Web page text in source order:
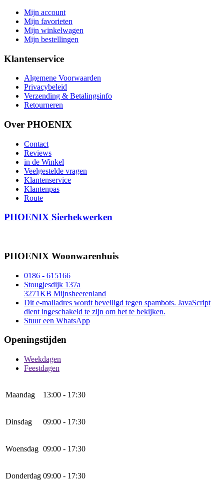
Mijn account
Mijn favorieten
Mijn winkelwagen
Mijn bestellingen
Klantenservice
Algemene Voorwaarden
Privacybeleid
Verzending & Betalingsinfo
Retourneren
Over PHOENIX
Contact
Reviews
in de Winkel
Veelgestelde vragen
Klantenservice
Klantenpas
Route
PHOENIX Sierhekwerken
PHOENIX Woonwarenhuis
0186 - 615166
Stougjesdijk 137a
3271KB Mijnsheerenland
Dit e-mailadres wordt beveiligd tegen spambots. JavaScript
dient ingeschakeld te zijn om het te bekijken.
Stuur een WhatsApp
Openingstijden
Weekdagen
Feestdagen
Maandag 13:00 - 17:30
Dinsdag 09:00 - 17:30
Woensdag 09:00 - 17:30
Donderdag 09:00 - 17:30